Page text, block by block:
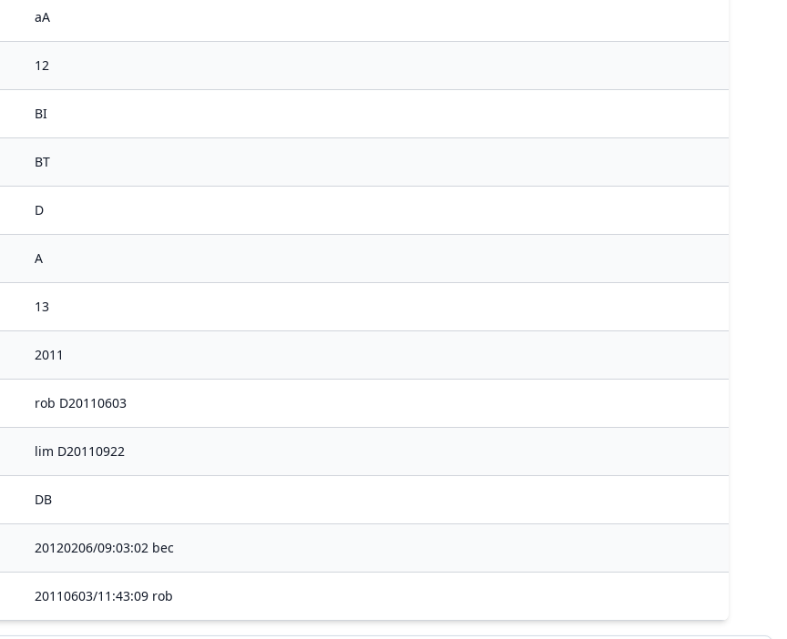
aA
12
BI
BT
D
A
13
2011
rob D20110603
lim D20110922
DB
20120206/09:03:02 bec
20110603/11:43:09 rob